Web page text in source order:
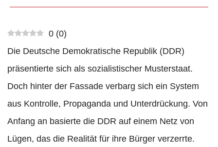
0 (0)
Die Deutsche Demokratische Republik (DDR)
präsentierte sich als sozialistischer Musterstaat.
Doch hinter der Fassade verbarg sich ein System
aus Kontrolle, Propaganda und Unterdrückung. Von
Anfang an basierte die DDR auf einem Netz von
Lügen, das die Realität für ihre Bürger verzerrte.​